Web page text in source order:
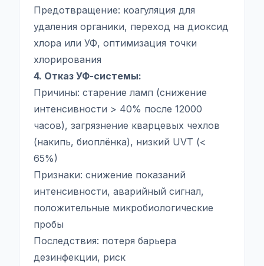
Предотвращение: коагуляция для
удаления органики, переход на диоксид
хлора или УФ, оптимизация точки
хлорирования
4. Отказ УФ-системы:
Причины: старение ламп (снижение
интенсивности > 40% после 12000
часов), загрязнение кварцевых чехлов
(накипь, биоплёнка), низкий UVT (<
65%)
Признаки: снижение показаний
интенсивности, аварийный сигнал,
положительные микробиологические
пробы
Последствия: потеря барьера
дезинфекции, риск